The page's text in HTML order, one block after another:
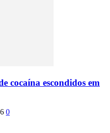
cocaína escondidos em
0